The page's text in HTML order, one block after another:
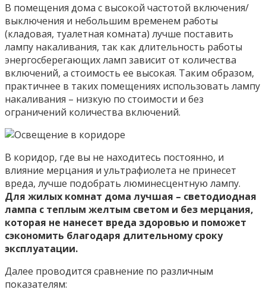
В помещения дома с высокой частотой включения/
выключения и небольшим временем работы
(кладовая, туалетная комната) лучше поставить
лампу накаливания, так как длительность работы
энергосберегающих ламп зависит от количества
включений, а стоимость ее высокая. Таким образом,
практичнее в таких помещениях использовать лампу
накаливания – низкую по стоимости и без
ограничений количества включений.
В коридор, где вы не находитесь постоянно, и
влияние мерцания и ультрафиолета не принесет
вреда, лучше подобрать люминесцентную лампу.
Для жилых комнат дома лучшая – светодиодная
лампа с теплым желтым светом и без мерцания,
которая не нанесет вреда здоровью и поможет
сэкономить благодаря длительному сроку
эксплуатации.
Далее проводится сравнение по различным
показателям: